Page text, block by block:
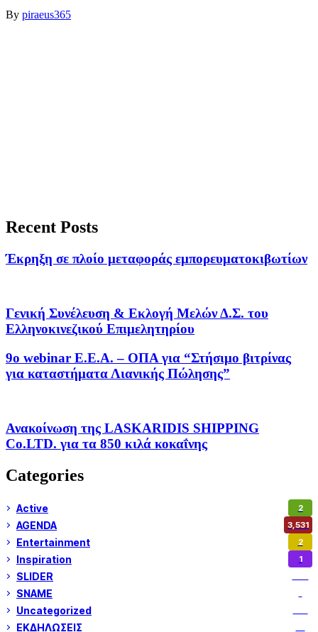
By piraeus365
Recent Posts
Έκρηξη σε πλοίο μεταφοράς εμπορευματοκιβωτίων
Γενική Συνέλευση & Εκλογή Μελών Δ.Σ. του
Ελληνοκινεζικού Επιμελητηρίου
9ο webinar Ε.Ε.Α. – ΟΠΑ για “Στήσιμο βιτρίνας
για καταστήματα Λιανικής Πώλησης”
Ανακοίνωση της LASKARIDIS SHIPPING
Co.LTD. για τα 850 κιλά κοκαΐνης
Categories
Active 2
AGENDA 3,531
Entertainment 2
Inspiration 1
SLIDER
SNAME
Uncategorized
ΕΚΔΗΛΩΣΕΙΣ